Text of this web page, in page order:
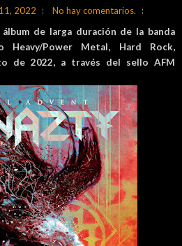
2022
No hay comentarios.
de larga duración de la banda
Heavy/Power Metal, Hard Rock,
de 2022, a través del sello AFM